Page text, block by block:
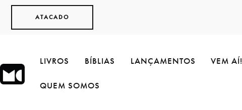
ATACADO
LIVROS BÍBLIAS LANÇAMENTOS VEM AÍ!
QUEM SOMOS